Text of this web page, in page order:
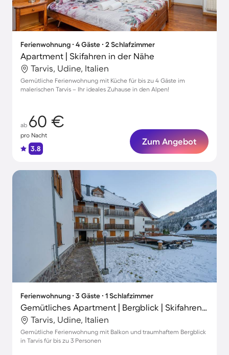
Ferienwohnung ∙ 4 Gäste ∙ 2 Schlafzimmer
Apartment | Skifahren in der Nähe
Tarvis, Udine, Italien
Gemütliche Ferienwohnung mit Küche für bis zu 4 Gäste im
malerischen Tarvis – Ihr ideales Zuhause in den Alpen!
ab 60 €
pro Nacht
3.8
Zum Angebot
Ferienwohnung ∙ 3 Gäste ∙ 1 Schlafzimmer
Gemütliches Apartment | Bergblick | Skifahren in der Nähe
Tarvis, Udine, Italien
Gemütliche Ferienwohnung mit Balkon und traumhaftem Bergblick
in Tarvis für bis zu 3 Personen